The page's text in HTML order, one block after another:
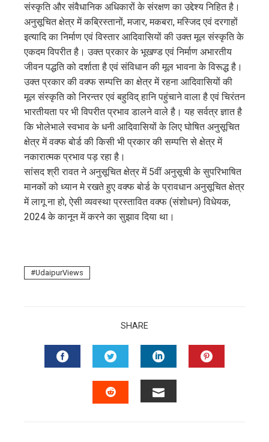
संस्कृति और संवैधानिक अधिकारों के संरक्षण का उद्देश्य निहित है।
अनुसूचित क्षेत्र में कब्रिस्तानों, मजार, मकबरा, मस्जिद एवं दरगाहों
इत्यादि का निर्माण एवं विस्तार आदिवासियों की उक्त मूल संस्कृति के
एकदम विपरीत है। उक्त प्रकार के भूखण्ड एवं निर्माण अभारतीय
जीवन पद्धति को दर्शाता है एवं संविधान की मूल भावना के विरूद्ध है।
उक्त प्रकार की वक्फ सम्पत्ति का क्षेत्र में रहना आदिवासियों की
मूल संस्कृति को निरन्तर एवं बहुविद् हानि पहुंचाने वाला है एवं चिरंतन
भारतीयता पर भी विपरीत प्रभाव डालने वाले है। यह सर्वत्र ज्ञात है
कि भोलेभाले स्वभाव के धनी आदिवासियों के लिए घोषित अनुसूचित
क्षेत्र में वक्फ बोर्ड की किसी भी प्रकार की सम्पत्ति से क्षेत्र में
नकारात्मक प्रभाव पड़ रहा है।
सांसद श्री रावत ने अनुसूचित क्षेत्र में 5वीं अनुसूची के सुपरिभाषित
मानकों को ध्यान मे रखते हुए वक्फ बोर्ड के प्रावधान अनुसूचित क्षेत्र
में लागू ना हो, ऐसी व्यवस्था प्रस्तावित वक्फ (संशोधन) विधेयक,
2024 के कानून में करने का सुझाव दिया था।
UdaipurViews
SHARE
FACEBOOKTWITTERLINKEDIN